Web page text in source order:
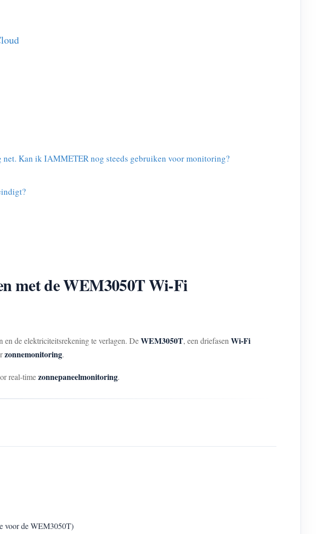
Kan ik IAMMETER nog steeds gebruiken voor monitoring?
met de WEM3050T Wi-Fi
en de elektriciteitsrekening te verlagen. DeWEM3050T, een driefasenWi-Fi
zonnemonitoring.
real-timezonnepaneelmonitoring.
voor de WEM3050T)